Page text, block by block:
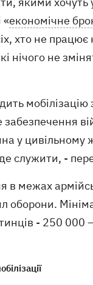
«економічне
хто не
нічого не
мобілізацію
у цивільному
служити, -
в межах
оборони.
- 250 000